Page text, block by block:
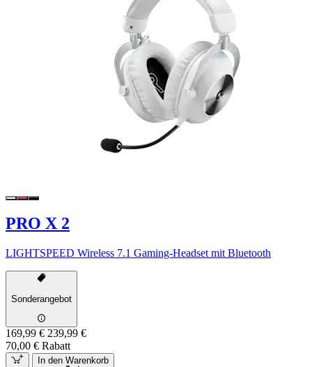
PRO X 2
LIGHTSPEED Wireless 7.1 Gaming-Headset mit Bluetooth
Sonderangebot
169,99 € 239,99 €
70,00 € Rabatt
In den Warenkorb